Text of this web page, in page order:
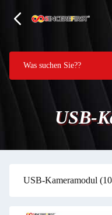
USB-
USB-Kameramodul